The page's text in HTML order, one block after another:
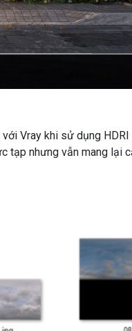
Vray khi sử dụng
tạp nhưng vẫn mang lại